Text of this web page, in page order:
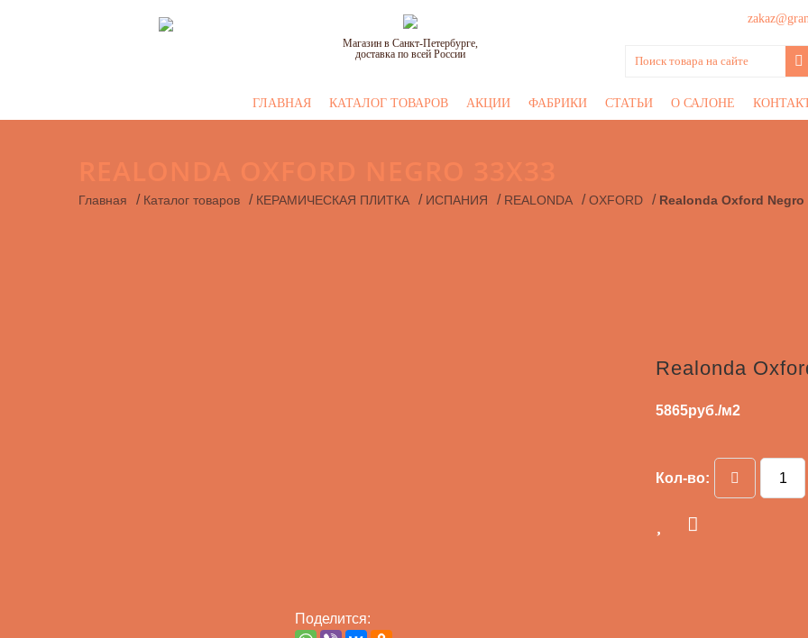
Магазин в Санкт-Петербурге,
доставка по всей России
ГЛАВНАЯ КАТАЛОГ ТОВАРОВ АКЦИИ ФАБРИКИ СТАТЬИ О САЛОНЕ
Главная / Каталог товаров / КЕРАМИЧЕСКАЯ ПЛИТКА / ИСПАНИЯ / REALONDA / OXFORD / Realonda Oxford Negro
Realonda
5865руб./м2
Кол-во:
Поделится: